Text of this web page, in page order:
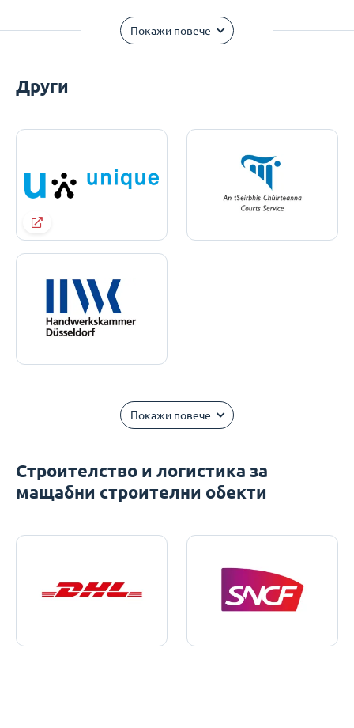
Покажи повече
Други
Покажи повече
Строителство и логистика за
мащабни строителни обекти